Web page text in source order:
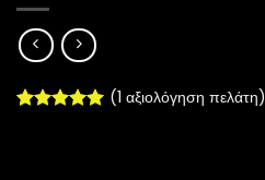
(1 αξιολόγηση πελάτη)